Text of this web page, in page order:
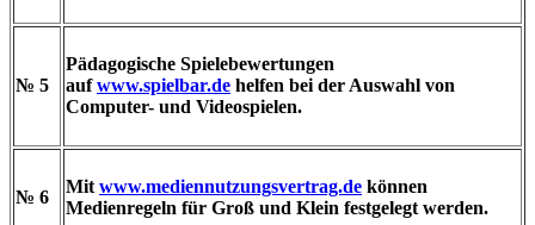
№ 5
Pädagogische Spielebewertungen
aufwww.spielbar.de helfen bei der Auswahl von
Computer- und Videospielen.
№ 6
Mit www.mediennutzungsvertrag.de können
Medienregeln für Groß und Klein festgelegt werden.